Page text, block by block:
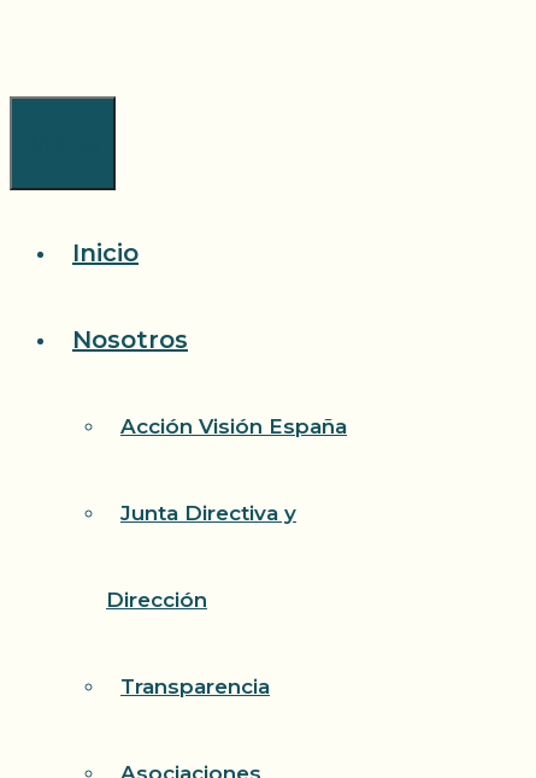
Inicio
Nosotros
Acción Visión España
Junta Directiva y
Dirección
Transparencia
Asociaciones